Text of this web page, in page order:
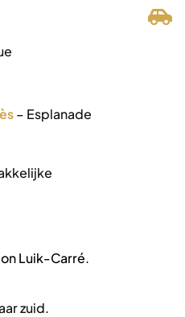
– Esplanade
Luik-Carré.
zuid.
